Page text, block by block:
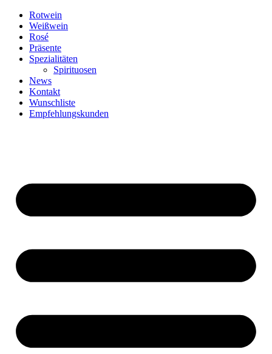
Zum
Inhalt
springen
Rotwein
Weißwein
Rosé
Präsente
Spezialitäten
Spirituosen
News
Kontakt
Wunschliste
Empfehlungskunden